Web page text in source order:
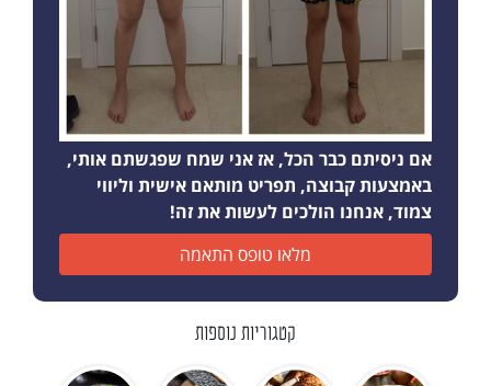
אם ניסיתם כבר הכל, אז אני שמח שפגשתם אותי,
באמצעות קבוצה, תפריט מותאם אישית וליווי
צמוד, אנחנו הולכים לעשות את זה!
מלאו טופס התאמה
קטגוריות נוספות